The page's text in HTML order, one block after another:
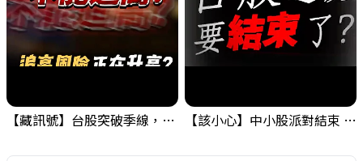
【藏訊號】台股突破季線，週一我提醒了這個關鍵訊號 【該小心】中小股派對結束 ? 關鍵訊號都指向...